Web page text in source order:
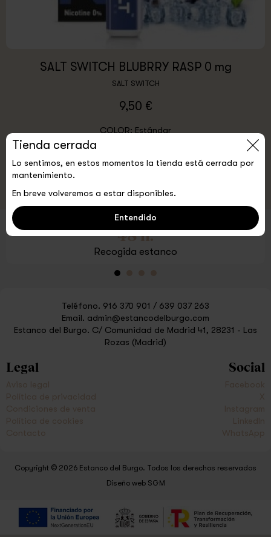
SALT SWITCH BLUBRRY RASP 0 mg
SALT SWITCH
9,50 €
COLOR: Estándar
1 Comprar
Anadir a favoritos
48 h.
Recogida estanco
Teléfono. 916 370 901 / 639 037 263
Email. admin@estancodelburgo.com
Estanco del Burgo. C/ Comunidad de Madrid 41, 28231 - Las
Rozas (Madrid)
Legal Social
Copyright © 2026 Estanco del Burgo. Todos los derechos reservados
Diseño web SGM
Tienda cerrada
Lo sentimos, en estos momentos la tienda está cerrada por
mantenimiento.
En breve volveremos a estar disponibles.
Entendido